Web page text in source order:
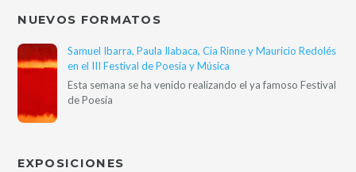
NUEVOS FORMATOS
Samuel Ibarra, Paula Ilabaca, Cia Rinne y Mauricio Redolés
en el III Festival de Poesía y Música
Esta semana se ha venido realizando el ya famoso Festival
de Poesía
EXPOSICIONES